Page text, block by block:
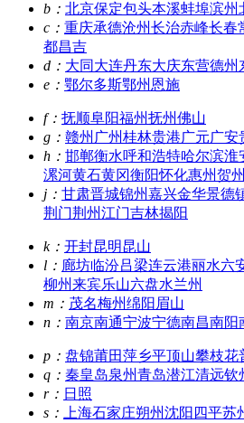
b： 北京保定包头本溪蚌埠滨州
c： 重庆承德沧州长治赤峰长春
都昌吉
d： 大同 大连丹东大庆东营德州
e： 鄂尔多斯鄂州 恩施
f： 抚顺阜阳福州抚州佛山
g： 赣州 广州桂林贵港广元广安
h： 邯郸衡水呼和浩特哈尔滨淮
漯河黄石黄冈衡阳怀化惠州贺州
j： 甘肃晋城锦州嘉兴金华景德
荆门荆州江门吉林揭阳
k： 开封昆明昆山
l： 廊坊临汾吕梁连云港丽水六
柳州来宾乐山六盘水兰州
m： 茂名梅州绵阳 眉山
n： 南京南通宁波宁德南昌南阳
p： 盘锦莆田萍乡平顶山攀枝花
q： 秦皇岛泉州青岛潜江清远钦
r： 日照
s：
上海石家庄朔州沈阳 四平苏